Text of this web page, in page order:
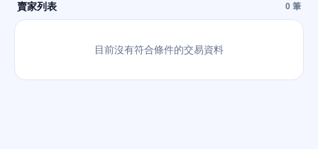
賣家列表 0 筆
目前沒有符合條件的交易資料